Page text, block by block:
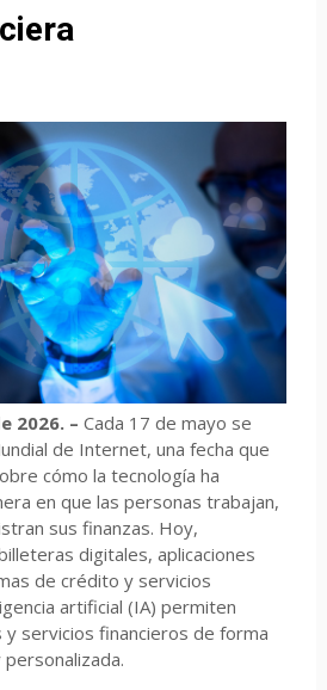
2026. – Cada 17 de mayo se
de Internet, una fecha que
cómo la tecnología ha
en que las personas trabajan,
sus finanzas. Hoy,
digitales, aplicaciones
de crédito y servicios
artificial (IA) permiten
servicios financieros de forma